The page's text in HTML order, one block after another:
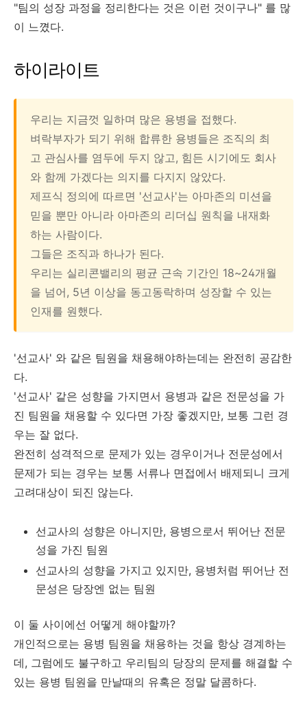
"팀의 성장 과정을 정리한다는 것은 이런 것이구나" 를 많
이 느꼈다.
하이라이트
우리는 지금껏 일하며 많은 용병을 접했다.
벼락부자가 되기 위해 합류한 용병들은 조직의 최
고 관심사를 염두에 두지 않고, 힘든 시기에도 회사
와 함께 가겠다는 의지를 다지지 않았다.
제프식 정의에 따르면 '선교사'는 아마존의 미션을
믿을 뿐만 아니라 아마존의 리더십 원칙을 내재화
하는 사람이다.
그들은 조직과 하나가 된다.
우리는 실리콘밸리의 평균 근속 기간인 18~24개월
을 넘어, 5년 이상을 동고동락하며 성장할 수 있는
인재를 원했다.
'선교사' 와 같은 팀원을 채용해야하는데는 완전히 공감한
다.
'선교사' 같은 성향을 가지면서 용병과 같은 전문성을 가
진 팀원을 채용할 수 있다면 가장 좋겠지만, 보통 그런 경
우는 잘 없다.
완전히 성격적으로 문제가 있는 경우이거나 전문성에서
문제가 되는 경우는 보통 서류나 면접에서 배제되니 크게
고려대상이 되진 않는다.
선교사의 성향은 아니지만, 용병으로서 뛰어난 전문
성을 가진 팀원
선교사의 성향을 가지고 있지만, 용병처럼 뛰어난 전
문성은 당장엔 없는 팀원
이 둘 사이에선 어떻게 해야할까?
개인적으로는 용병 팀원을 채용하는 것을 항상 경계하는
데, 그럼에도 불구하고 우리팀의 당장의 문제를 해결할 수
있는 용병 팀원을 만날때의 유혹은 정말 달콤하다.